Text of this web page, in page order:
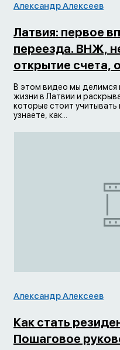
Александр Алексеев
Латвия: первое
переезда. ВНЖ,
открытие счета,
В этом видео мы делимся
жизни в Латвии и
которые стоит учитывать
узнаете, как...
Александр Алексеев
Как стать
Пошаговое